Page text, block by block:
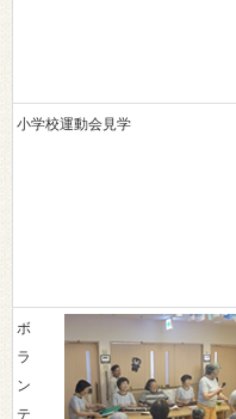
小学校運動会見学
ボ
ラ
ン
テ